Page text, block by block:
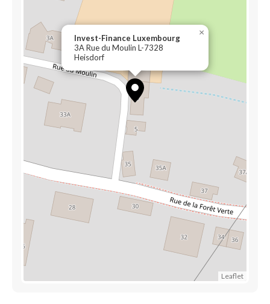
Invest-Finance Luxembourg
3A Rue du Moulin L-7328
Heisdorf
×
Leaflet